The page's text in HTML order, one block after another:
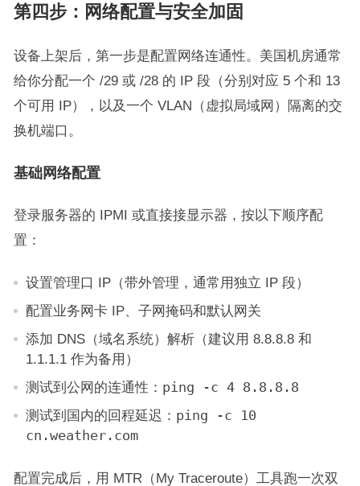
第四步：网络配置与安全加固
设备上架后，第一步是配置网络连通性。美国机房通常
给你分配一个 /29 或 /28 的 IP 段（分别对应 5 个和 13
个可用 IP），以及一个 VLAN（虚拟局域网）隔离的交
换机端口。
基础网络配置
登录服务器的 IPMI 或直接接显示器，按以下顺序配
置：
设置管理口 IP（带外管理，通常用独立 IP 段）
配置业务网卡 IP、子网掩码和默认网关
添加 DNS（域名系统）解析（建议用 8.8.8.8 和
1.1.1.1 作为备用）
测试到公网的连通性： ping -c 4 8.8.8.8
测试到国内的回程延迟： ping -c 10
cn.weather.com
配置完成后，用 MTR（My Traceroute）工具跑一次双